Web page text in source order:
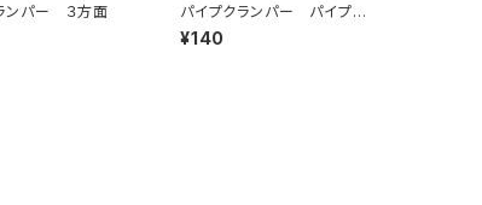
ンパー ３方面
パイプクランパー パイプキャ
ップ
¥140